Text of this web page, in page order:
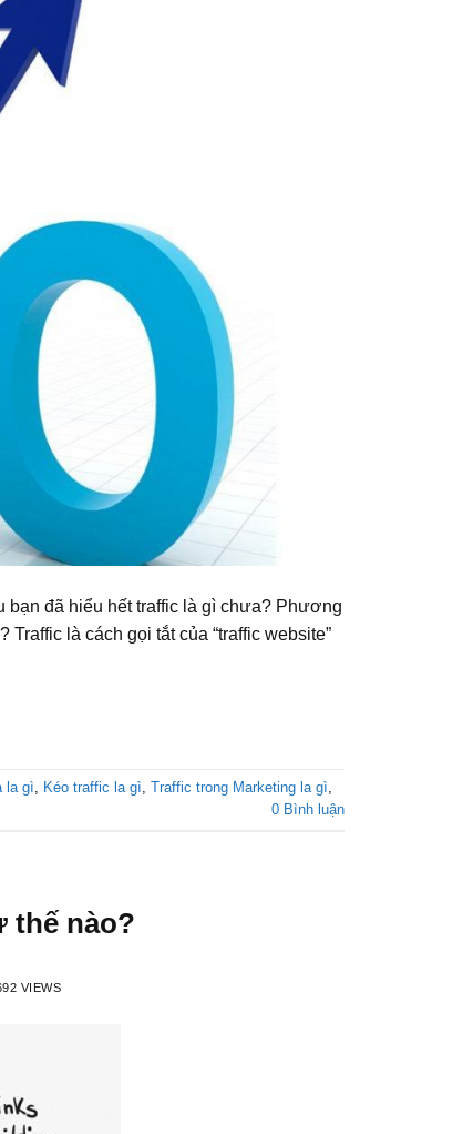
bạn đã hiểu hết traffic là gì chưa? Phương
là cách gọi tắt của “traffic website”
la gì, Kéo traffic la gì, Traffic trong Marketing la gì,
0 Bình luận
thế nào?
VIEWS